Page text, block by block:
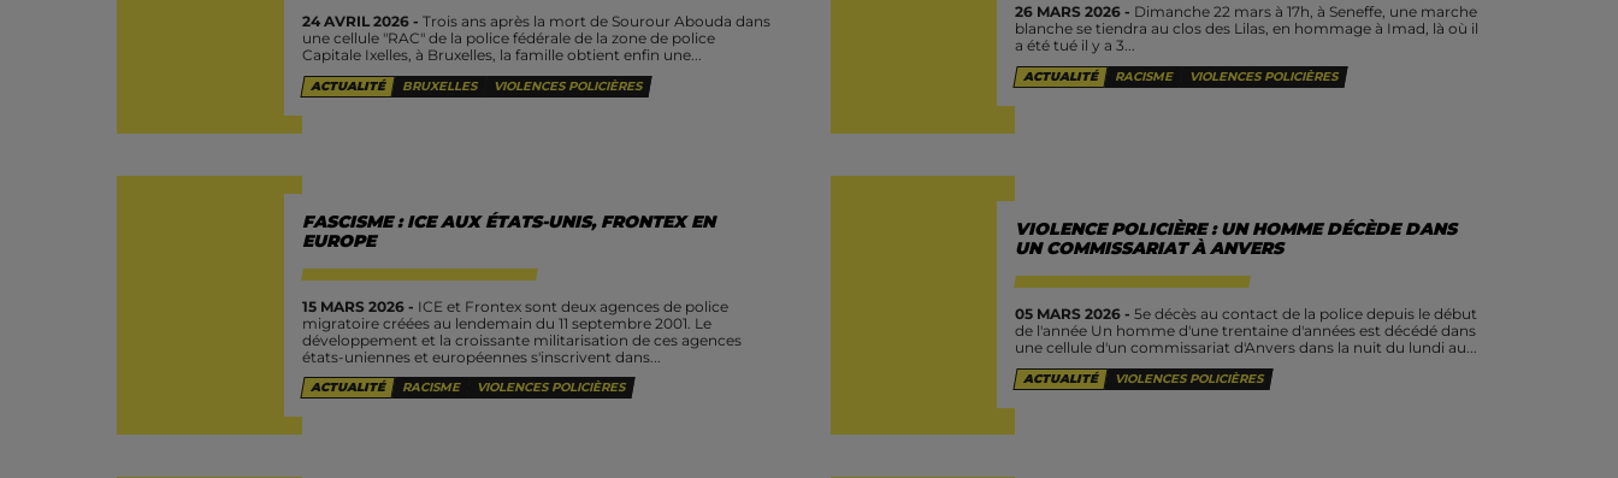
24 AVRIL 2026 - Trois ans après la mort de Sourour Abouda dans
une cellule "RAC" de la police fédérale de la zone de police
Capitale Ixelles, à Bruxelles, la famille obtient enfin une...
ACTUALITÉ BRUXELLES VIOLENCES POLICIÈRES
26 MARS 2026 - Dimanche 22 mars à 17h, à Seneffe, une marche
blanche se tiendra au clos des Lilas, en hommage à Imad, là où il
a été tué il y a 3...
ACTUALITÉ RACISME VIOLENCES POLICIÈRES
FASCISME : ICE AUX ÉTATS-UNIS, FRONTEX EN
EUROPE
15 MARS 2026 - ICE et Frontex sont deux agences de police
migratoire créées au lendemain du 11 septembre 2001. Le
développement et la croissante militarisation de ces agences
états-uniennes et européennes s'inscrivent dans...
ACTUALITÉ RACISME VIOLENCES POLICIÈRES
VIOLENCE POLICIÈRE : UN HOMME DÉCÈDE DANS
UN COMMISSARIAT À ANVERS
05 MARS 2026 - 5e décès au contact de la police depuis le début
de l'année Un homme d'une trentaine d'années est décédé dans
une cellule d'un commissariat d'Anvers dans la nuit du lundi au...
ACTUALITÉ VIOLENCES POLICIÈRES